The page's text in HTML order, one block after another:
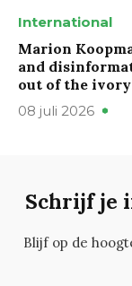
International
Marion
and
out of the ivory
08 juli 2026
Schrijf je
Blijf op de